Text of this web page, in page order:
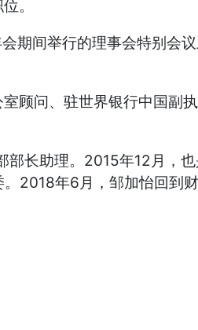
。
间举行的理事会特别会
顾问、驻世界银行中国副
长助理。2015年12月，
2018年6月，邹加怡回到